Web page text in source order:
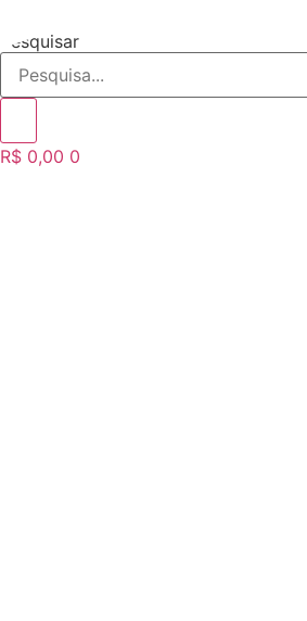
para
conteúdo
Pesquisar
R$ 0,00 0